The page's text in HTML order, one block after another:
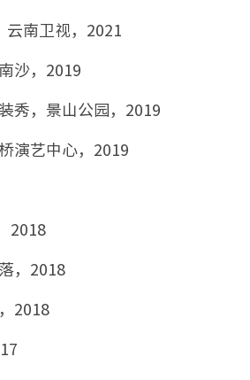
南卫视，2021
沙，2019
秀，景山公园，2019
演艺中心，2019
2018
，2018
2018